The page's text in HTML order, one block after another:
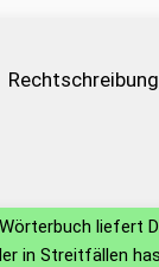
Rechtschreibung
liefert
in Streitfällen